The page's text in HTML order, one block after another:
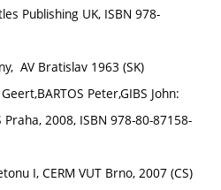
Publishing UK, ISBN 978-
AV Bratislav 1963 (SK)
Peter,GIBS John:
2008, ISBN 978-80-87158-
I, CERM VUT Brno, 2007 (CS)